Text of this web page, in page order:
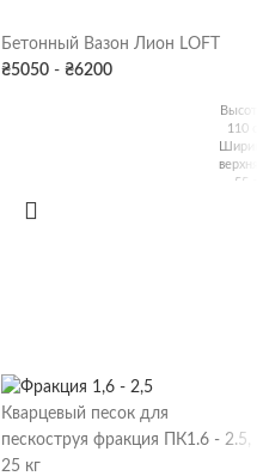
Бетонный Вазон Лион LOFT
₴5050 - ₴6200
110
55
ЦВЕТ
ВАЗОНА
Бетон
Черный гранит
Кварцевый песок для
пескоструя фракция ПК1.6 - 2.5,
25 кг